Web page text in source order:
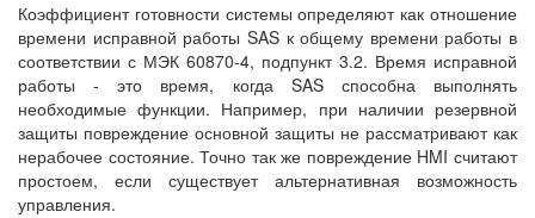
Коэффициент готовности системы определяют как отношение
времени исправной работы SAS к общему времени работы в
соответствии с МЭК 60870-4, подпункт 3.2. Время исправной
работы - это время, когда SAS способна выполнять
необходимые функции. Например, при наличии резервной
защиты повреждение основной защиты не рассматривают как
нерабочее состояние. Точно так же повреждение HMI считают
простоем, если существует альтернативная возможность
управления.